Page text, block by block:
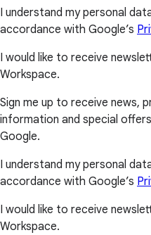
I understand my personal
accordance with Google’s
I would like to receive
Workspace.
Sign me up to receive news,
information and special
Google.
I understand my personal
accordance with Google’s
I would like to receive
Workspace.